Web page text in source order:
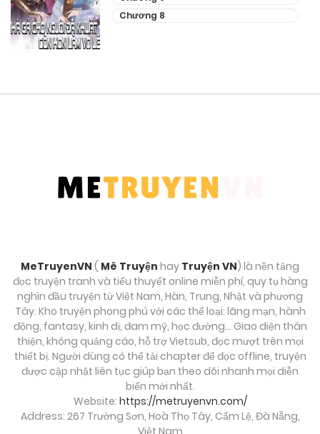
Chương 21
Tháng 9 27, 2025
Chương 17
Tháng 9 27, 2025
Chương 16
Tháng 9 27, 2025
Tháng 9 27, 2025
Chương 8
MeTruyenVN ( Mê Truyện hay Truyện VN) là nền tảng
đọc truyện tranh và tiểu thuyết online miễn phí, quy tụ hàng
nghìn đầu truyện từ Việt Nam, Hàn, Trung, Nhật và phương
Tây. Kho truyện phong phú với các thể loại: lãng mạn, hành
động, fantasy, kinh dị, đam mỹ, học đường… Giao diện thân
thiện, không quảng cáo, hỗ trợ Vietsub, đọc mượt trên mọi
thiết bị. Người dùng có thể tải chapter để đọc offline, truyện
được cập nhật liên tục giúp bạn theo dõi nhanh mọi diễn
biến mới nhất.
Website: https://metruyenvn.com/
Address: 267 Trường Sơn, Hoà Thọ Tây, Cẩm Lệ, Đà Nẵng,
Việt Nam